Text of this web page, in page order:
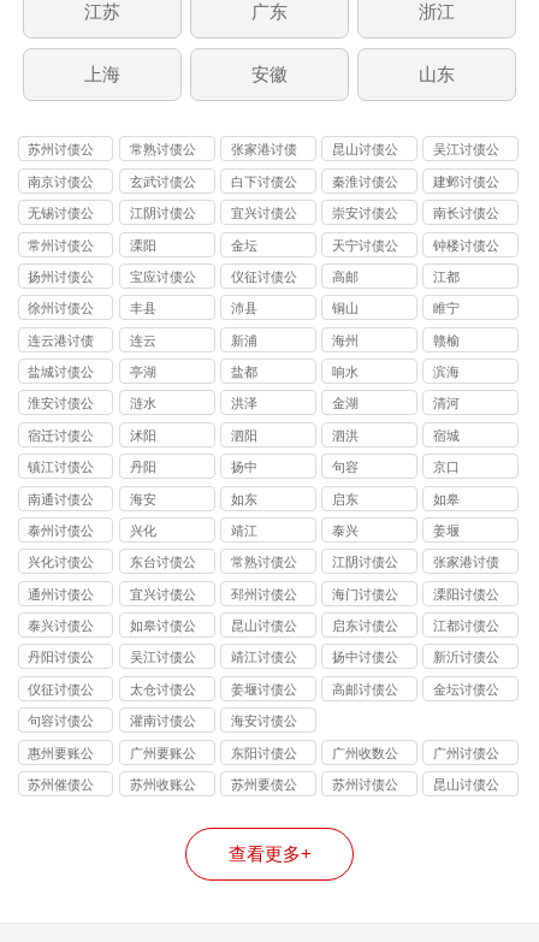
江苏 广东 浙江
上海 安徽 山东
苏州讨债公
司
常熟讨债公
司
张家港讨债
公司
昆山讨债公
司
吴江讨债公
司
南京讨债公
司
玄武讨债公
司
白下讨债公
司
秦淮讨债公
司
建邺讨债公
司
无锡讨债公
司
江阴讨债公
司
宜兴讨债公
司
崇安讨债公
司
南长讨债公
司
常州讨债公
司
溧阳 金坛
天宁讨债公
司
钟楼讨债公
司
扬州讨债公
司
宝应讨债公
司
仪征讨债公
司
高邮 江都
徐州讨债公
司
丰县 沛县 铜山 睢宁
连云港讨债
公司
连云 新浦 海州 赣榆
盐城讨债公
司
亭湖 盐都 响水 滨海
淮安讨债公
司
涟水 洪泽 金湖 清河
宿迁讨债公
司
沭阳 泗阳 泗洪 宿城
镇江讨债公
司
丹阳 扬中 句容 京口
南通讨债公
司
海安 如东 启东 如皋
泰州讨债公
司
兴化 靖江 泰兴 姜堰
兴化讨债公
司
东台讨债公
司
常熟讨债公
司
江阴讨债公
司
张家港讨债
公司
通州讨债公
司
宜兴讨债公
司
邳州讨债公
司
海门讨债公
司
溧阳讨债公
司
泰兴讨债公
司
如皋讨债公
司
昆山讨债公
司
启东讨债公
司
江都讨债公
司
丹阳讨债公
司
吴江讨债公
司
靖江讨债公
司
扬中讨债公
司
新沂讨债公
司
仪征讨债公
司
太仓讨债公
司
姜堰讨债公
司
高邮讨债公
金坛讨债公
句容讨债公
司
灌南讨债公
司
海安讨债公
司
惠州要账公
司
广州要账公
司
东阳讨债公
司
广州收数公
司
广州讨债公
司
苏州催债公
苏州收账公
苏州要债公
苏州讨债公
昆山讨债公
查看更多+